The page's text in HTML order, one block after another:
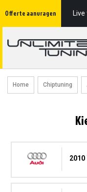
Offerte aanvragen
naar
Home Chiptuning